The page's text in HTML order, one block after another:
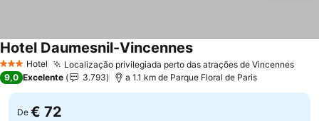
3 EstrelasHotel Localização privilegiada perto das atrações de Vincennes
Hotel Daumesnil-Vincennes
9,0 Excelente 3.793 a 1.1 km de Parque Floral de Paris
De € 72